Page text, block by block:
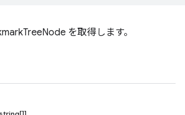
を取得します。